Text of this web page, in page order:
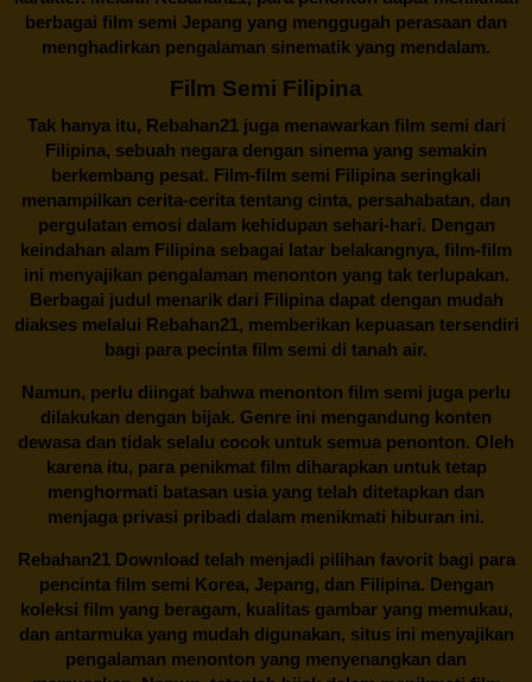
berbagai film semi Jepang yang menggugah perasaan dan
menghadirkan pengalaman sinematik yang mendalam.
Film Semi Filipina
Tak hanya itu, Rebahan21juga menawarkan film semi dari
Filipina, sebuah negara dengan sinema yang semakin
berkembang pesat. Film-film semi Filipina seringkali
menampilkan cerita-cerita tentang cinta, persahabatan, dan
pergulatan emosi dalam kehidupan sehari-hari. Dengan
keindahan alam Filipina sebagai latar belakangnya, film-film
ini menyajikan pengalaman menonton yang tak terlupakan.
Berbagai judul menarik dari Filipina dapat dengan mudah
diakses melalui Rebahan21, memberikan kepuasan tersendiri
bagi para pecinta film semi di tanah air.
Namun, perlu diingat bahwa menonton film semi juga perlu
dilakukan dengan bijak. Genre ini mengandung konten
dewasa dan tidak selalu cocok untuk semua penonton. Oleh
karena itu, para penikmat film diharapkan untuk tetap
menghormati batasan usia yang telah ditetapkan dan
menjaga privasi pribadi dalam menikmati hiburan ini.
Rebahan21Download telah menjadi pilihan favorit bagi para
pencinta film semi Korea, Jepang, dan Filipina. Dengan
koleksi film yang beragam, kualitas gambar yang memukau,
dan antarmuka yang mudah digunakan, situs ini menyajikan
pengalaman menonton yang menyenangkan dan